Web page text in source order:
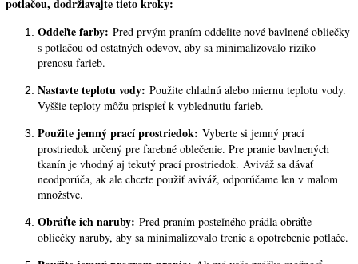
potlačou, dodržiavajte tieto kroky:
Oddeľte farby: Pred prvým praním oddelite nové bavlnené obliečky
s potlačou od ostatných odevov, aby sa minimalizovalo riziko
prenosu farieb.
Nastavte teplotu vody: Použite chladnú alebo miernu teplotu vody.
Vyššie teploty môžu prispieť k vyblednutiu farieb.
Použite jemný prací prostriedok: Vyberte si jemný prací
prostriedok určený pre farebné oblečenie. Pre pranie bavlnených
tkanín je vhodný aj tekutý prací prostriedok. Aviváž sa dávať
neodporúča, ak ale chcete použiť aviváž, odporúčame len v malom
množstve.
Obráťte ich naruby: Pred praním posteľného prádla obráťte
obliečky naruby, aby sa minimalizovalo trenie a opotrebenie potlače.